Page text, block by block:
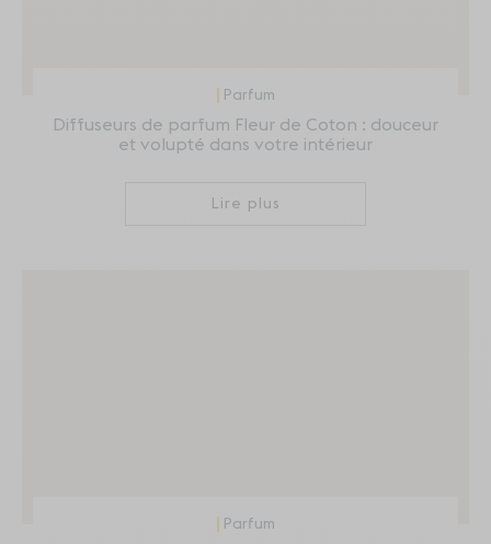
Parfum
Diffuseurs de parfum Fleur de Coton : douceur
et volupté dans votre intérieur
Lire plus
Parfum